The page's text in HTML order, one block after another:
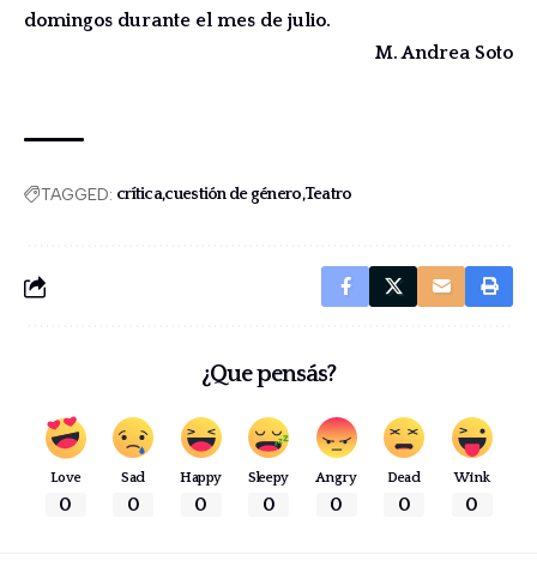
domingos durante el mes de julio.
M. Andrea Soto
TAGGED: críticacuestión de géneroTeatro
¿Que pensás?
Love
0
Sad
0
Happy
0
Sleepy
0
Angry
0
Dead
0
Wink
0